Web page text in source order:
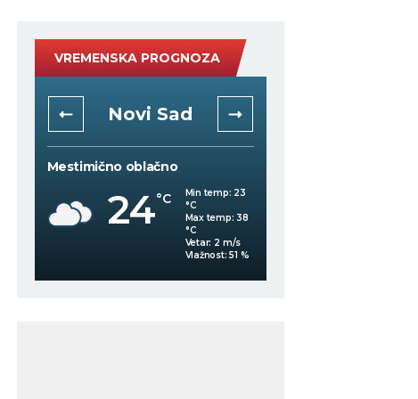
VREMENSKA PROGNOZA
Novi Sad
Mestimično oblačno
24°C Min temp: 23
°C
Max temp: 38
°C
Vetar: 2 m/s
Vlažnost: 51 %